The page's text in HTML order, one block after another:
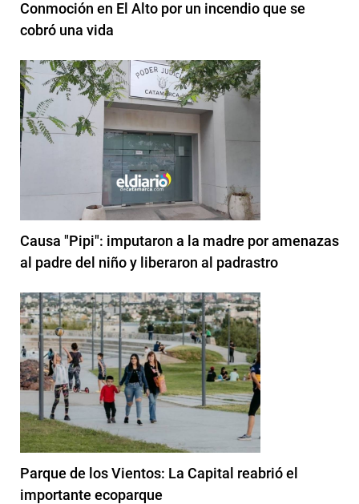
Conmoción en El Alto por un incendio que se
cobró una vida
Causa "Pipi": imputaron a la madre por amenazas
al padre del niño y liberaron al padrastro
Parque de los Vientos: La Capital reabrió el
importante ecoparque